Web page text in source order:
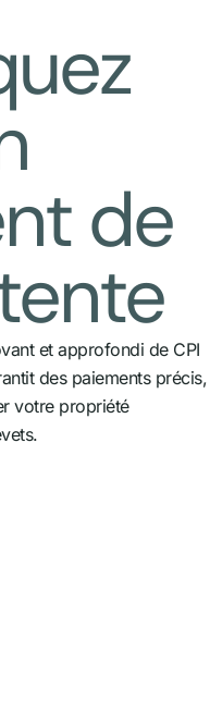
de
et approfondi de CPI
des paiements précis,
votre propriété